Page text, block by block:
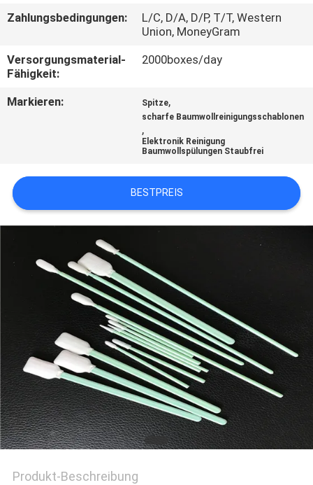
MIT
IN
VERBINDUNG
SIE
EIN
SITEMAP
PRIVACY
POLICY
Zahlungsbedingungen:
L/C, D/A, D/P, T/T, Western
Union, MoneyGram
Versorgungsmaterial-
Fähigkeit:
2000boxes/day
Markieren: Spitze,
scharfe Baumwollreinigungsschablonen
,
Elektronik Reinigung
Baumwollspülungen Staubfrei
BESTPREIS
Produkt-Beschreibung